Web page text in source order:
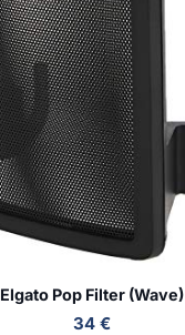
Elgato Pop Filter (Wave)
34 €